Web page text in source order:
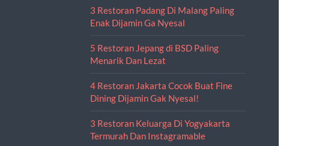
3 Restoran Padang Di Malang Paling
Enak Dijamin Ga Nyesal
5 Restoran Jepang di BSD Paling
Menarik Dan Lezat
4 Restoran Jakarta Cocok Buat Fine
Dining Dijamin Gak Nyesal!
3 Restoran Keluarga Di Yogyakarta
Termurah Dan Instagramable